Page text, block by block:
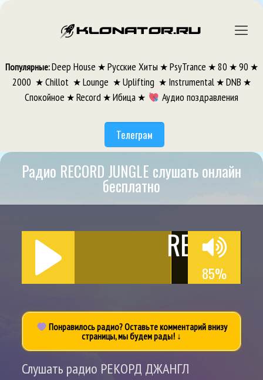
Популярные:Deep House ★ Русские Хиты ★ PsyTrance ★ 80 ★ 90 ★
2000 ★ Chillot ★ Lounge ★ Uplifting ★ Instrumental★ DNB ★
Спокойное ★Record ★Ибица ★ Аудио поздравления
Телеграм
Радио RECORD JUNGLE слушать онлайн
бесплатно
RECORD
85%
Понравилось радио? Оставьте комментарий внизу
страницы, мы будем рады! ↓
Слушать радио РЕКОРД ДЖАНГЛ